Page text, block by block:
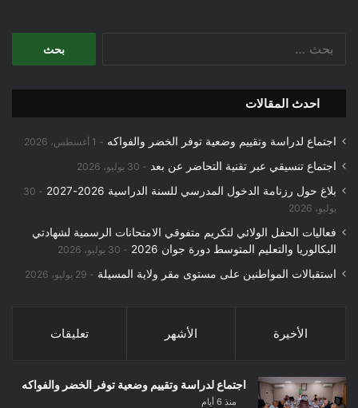
احدث المقالات
اجتماع لدراسة وتقييم وضعية توفر الخضر والفواكه 1 أغسطس، 2026
اجتماع تنسيقي عبر تقنية التحاضر عن بعد 30 يوليو، 2026
بلاغ حول رزنامة الدخول المدرسي للسنة الدراسية 2026-2027
30
يوليو، 2026
فعاليات الحفل الولائي لتكريم متفوقي الامتحانات الرسمية لشهادتي
البكالوريا والتعليم المتوسط دورة جوان 2026
30 يوليو، 2026
استقبالات المواطنين على مستوى مقر ولاية المسيلة 29 يوليو، 2026
الأخيرة الأشهر تعليقات
اجتماع لدراسة وتقييم وضعية توفر الخضر والفواكه
منذ 6 أيام